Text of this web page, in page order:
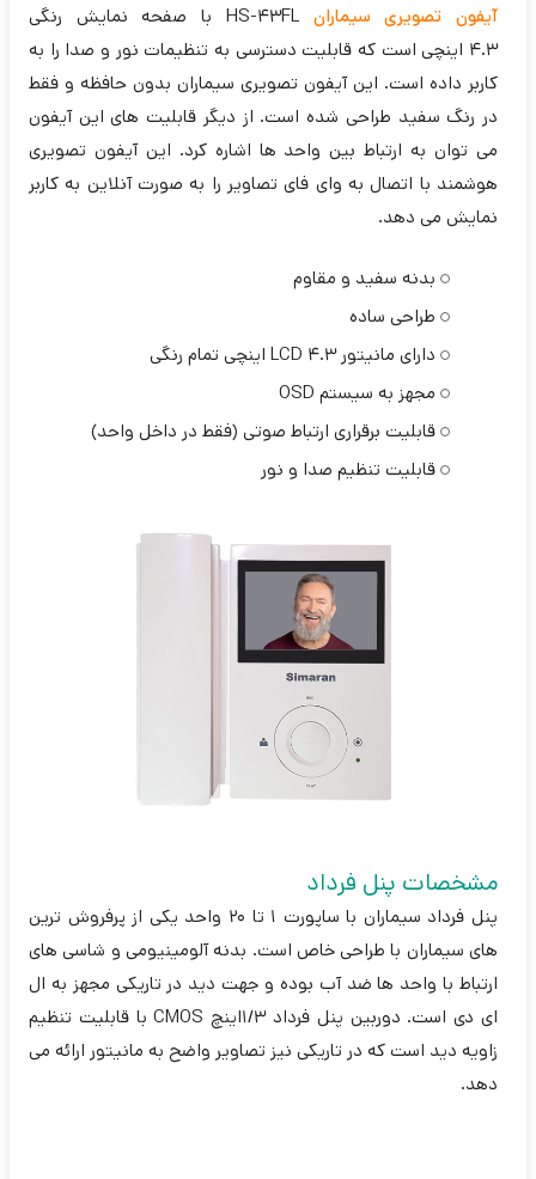
آیفون تصویری سیماران
HS-43FL با صفحه نمایش رنگی
4.3 اینچی است که قابلیت دسترسی به تنظیمات نور و صدا را به
کاربر داده است. این آیفون تصویری سیماران بدون حافظه و فقط
در رنگ سفید طراحی شده است. از دیگر قابلیت های این آیفون
می توان به ارتباط بین واحد ها اشاره کرد. این آیفون تصویری
هوشمند با اتصال به وای فای تصاویر را به صورت آنلاین به کاربر
نمایش می دهد.
بدنه سفید و مقاوم
طراحی ساده
دارای مانیتور LCD 4.3 اینچی تمام رنگی
مجهز به سیستم OSD
قابلیت برقراری ارتباط صوتی (فقط در داخل واحد)
قابلیت تنظیم صدا و نور
مشخصات پنل فرداد
پنل فرداد سیماران با ساپورت 1 تا 20 واحد یکی از پرفروش ترین
های سیماران با طراحی خاص است. بدنه آلومینیومی و شاسی های
ارتباط با واحد ها ضد آب بوده و جهت دید در تاریکی مجهز به ال
ای دی است. دوربین پنل فرداد 1/3اینچ CMOS با قابلیت تنظیم
زاویه دید است که در تاریکی نیز تصاویر واضح به مانیتور ارائه می
دهد.